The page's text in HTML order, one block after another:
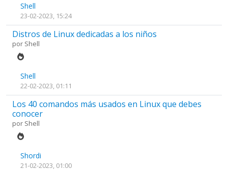
Shell
23-02-2023, 15:24
Distros de Linux dedicadas a los niños
por Shell
Shell
22-02-2023, 01:11
Los 40 comandos más usados en Linux que debes
conocer
por Shell
Shordi
21-02-2023, 01:00